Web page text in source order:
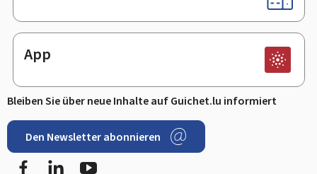
App
Bleiben Sie über neue Inhalte auf Guichet.lu informiert
Den Newsletter abonnieren
FacebookLinkedIn